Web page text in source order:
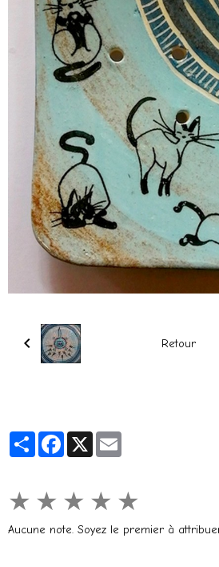
Retour
PartagerFacebook
X
★ ★ ★ ★ ★
Aucune note. Soyez le premier à